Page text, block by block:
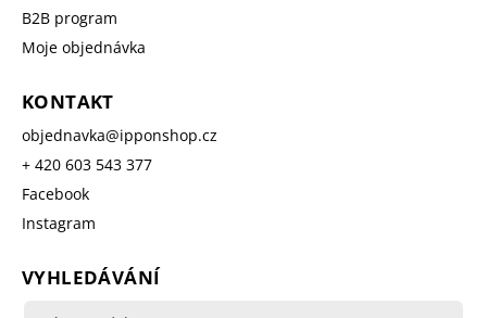
B2B program
Moje objednávka
KONTAKT
objednavka@ipponshop.cz
+ 420 603 543 377
Facebook
Instagram
VYHLEDÁVÁNÍ